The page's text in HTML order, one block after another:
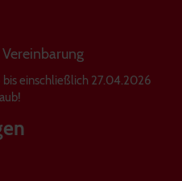
einschließlich 27.04.2026